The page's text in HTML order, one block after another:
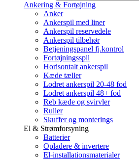
Ankering & Fortøjning
Anker
Ankerspil med liner
Ankerspil reservedele
Ankerspil tilbehør
Betjeningspanel fj.kontrol
Fortøjningsspil
Horisontalt ankerspil
Kæde tæller
Lodret ankerspil 20-48 fod
Lodret ankerspil 48+ fod
Reb kæde og svirvler
Ruller
Skuffer og monterings
El & Strømforsyning
Batterier
Opladere & invertere
El-installationsmaterialer